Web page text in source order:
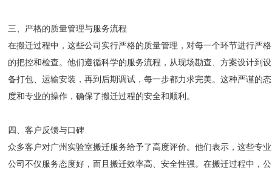
三、严格的质量管理与服务流程
在搬迁过程中，这些公司实行严格的质量管理，对每一个环节进行严格
的把控和检查。他们遵循科学的服务流程，从现场勘查、方案设计到设
备打包、运输安装，再到后期调试，每一步都力求完美。这种严谨的态
度和专业的操作，确保了搬迁过程的安全和顺利。
四、客户反馈与口碑
众多客户对广州实验室搬迁服务给予了高度评价。他们表示，这些专业
公司不仅服务态度好，而且搬迁效率高、安全性强。在搬迁过程中，公